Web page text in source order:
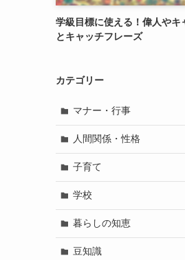
学級目標に使える！偉人やキ
とキャッチフレーズ
カテゴリー
マナー・行事
人間関係・性格
子育て
学校
暮らしの知恵
豆知識